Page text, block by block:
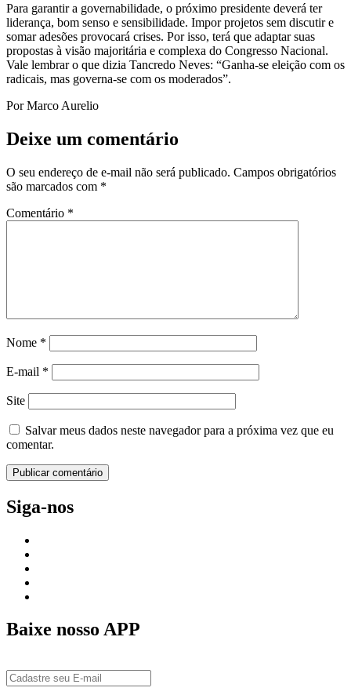
Para garantir a governabilidade, o próximo presidente deverá ter
liderança, bom senso e sensibilidade. Impor projetos sem discutir e
somar adesões provocará crises. Por isso, terá que adaptar suas
propostas à visão majoritária e complexa do Congresso Nacional.
Vale lembrar o que dizia Tancredo Neves: “Ganha-se eleição com os
radicais, mas governa-se com os moderados”.
Por Marco Aurelio
Deixe um comentário
O seu endereço de e-mail não será publicado. Campos obrigatórios
são marcados com *
Comentário *
Nome *
E-mail *
Site
Salvar meus dados neste navegador para a próxima vez que eu
comentar.
Siga-nos
Baixe nosso APP